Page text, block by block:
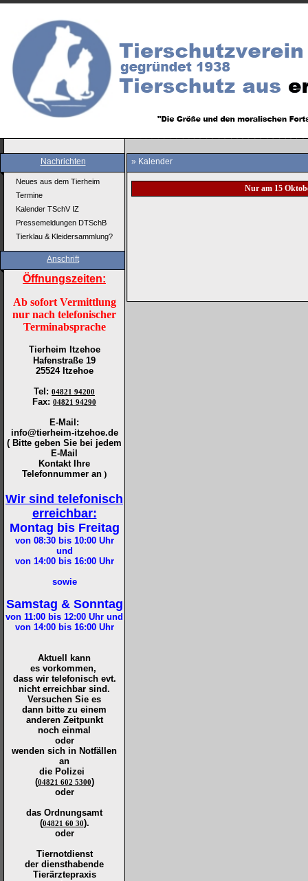
Nachrichten
Neues aus dem Tierheim
Termine
Kalender TSchV IZ
Pressemeldungen DTSchB
Tierklau & Kleidersammlung?
Anschrift
Öffnungszeiten:
Ab sofort Vermittlung
nur nach telefonischer
Terminabsprache
Tierheim Itzehoe
Hafenstraße 19
25524 Itzehoe
Tel : 04821 94200
Fax: 04821 94290
E-Mail:
info@tierheim-itzehoe.de
( Bitte geben Sie bei jedem
E-Mail
Kontakt Ihre
Telefonnummer an )
Wir sind telefonisch
erreichbar:
Montag bis Freitag
von 08:30 bis 10:00Uhr
und
von 14:00 bis 16:00Uhr
sowie
Samstag & Sonntag
von 11:00 bis 12:00 Uhr und
von 14:00 bis 16:00Uhr
Aktuell kann
es vorkommen,
dass wir telefonisch evt.
nicht erreichbar sind.
Versuchen Sie es
dann bitte zu einem
anderen Zeitpunkt
noch einmal
oder
wenden sich in Notfällen
an
die Polizei
(04821 602 5300)
oder
das Ordnungsamt
(04821 60 30).
oder
Tiernotdienst
der diensthabende
Tierärztepraxis
» Kalender
Nur am 15